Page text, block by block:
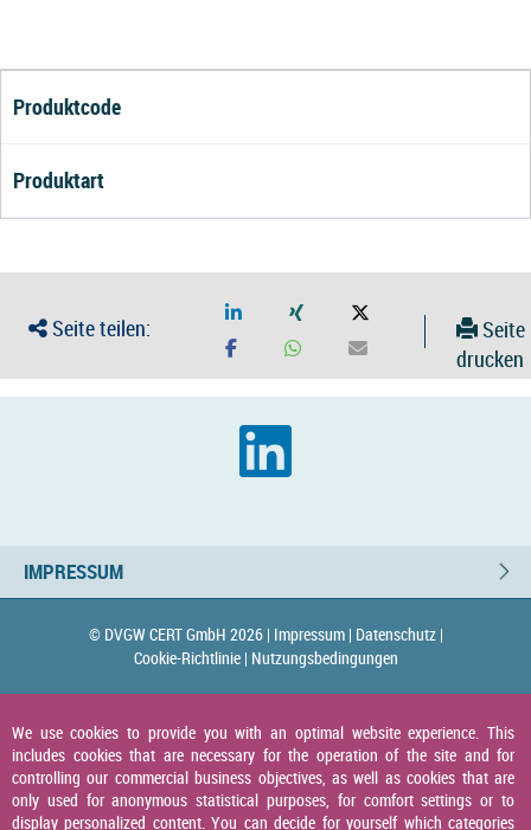
Produktcode
Produktart
Seite teilen:
Seite
drucken
IMPRESSUM
© DVGW CERT GmbH 2026 | Impressum | Datenschutz |
Cookie-Richtlinie | Nutzungsbedingungen
We use cookies to provide you with an optimal website experience. This
includes cookies that are necessary for the operation of the site and for
controlling our commercial business objectives, as well as cookies that are
only used for anonymous statistical purposes, for comfort settings or to
display personalized content. You can decide for yourself which categories